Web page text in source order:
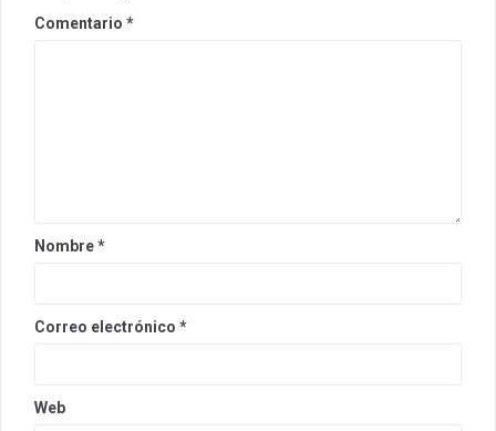
Comentario *
Nombre*
Correo electrónico *
Web